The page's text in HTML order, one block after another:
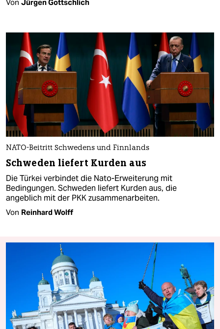
Von Jürgen Gottschlich
NATO-Beitritt Schwedens und Finnlands
Schweden liefert Kurden aus
Die Türkei verbindet die Nato-Erweiterung mit
Bedingungen. Schweden liefert Kurden aus, die
angeblich mit der PKK zusammenarbeiten.
Von Reinhard Wolff